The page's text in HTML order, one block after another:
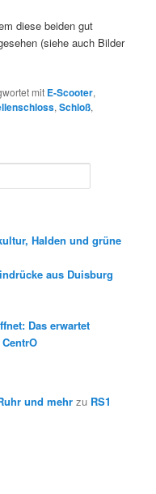
diese beiden gut
(siehe auch Bilder
mit E-Scooter,
,Schloß,
Halden und grüne
aus Duisburg
Das erwartet
und mehr zu RS1